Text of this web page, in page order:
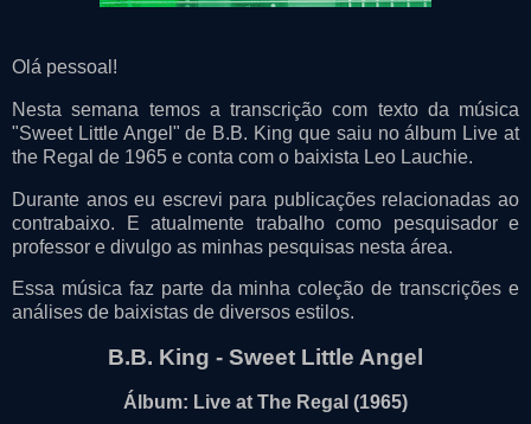
Olá pessoal!
Nesta semana temos a transcrição com texto da música
"Sweet Little Angel" de B.B. King que saiu no álbum Live at
the Regal de 1965 e conta com o baixista Leo Lauchie.
Durante anos eu escrevi para publicações relacionadas ao
contrabaixo. E atualmente trabalho como pesquisador e
professor e divulgo as minhas pesquisas nesta área.
Essa música faz parte da minha coleção de transcrições e
análises de baixistas de diversos estilos.
B.B. King - Sweet Little Angel
Álbum: Live at The Regal (1965)